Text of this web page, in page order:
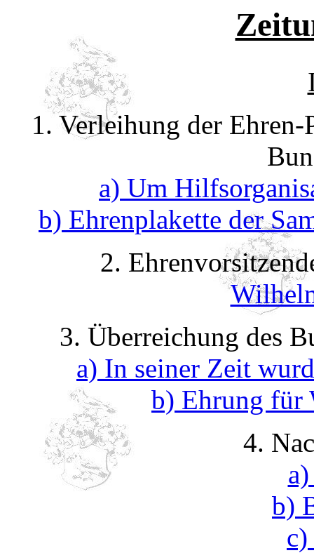
1. Verleihung der
a) Um
b) Ehrenplakette der
2.
3. Überreichung des
a) In seiner Zeit
b) Ehrung für
4.
b)